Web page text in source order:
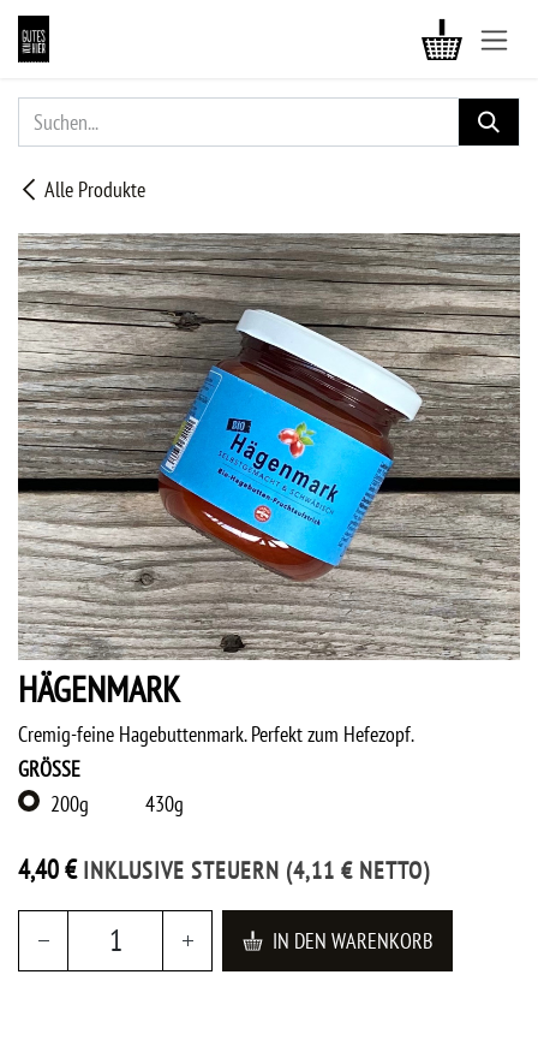
ZUM INHALT SPRINGEN
Alle Produkte
HÄGENMARK
Cremig-feine Hagebuttenmark. Perfekt zum Hefezopf.
GRÖSSE
200g
430g
4,40€ INKLUSIVE STEUERN (4,11 € NETTO)
IN DEN WARENKORB